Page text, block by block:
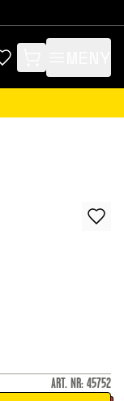
items in cart, view
ART. NR: 45752